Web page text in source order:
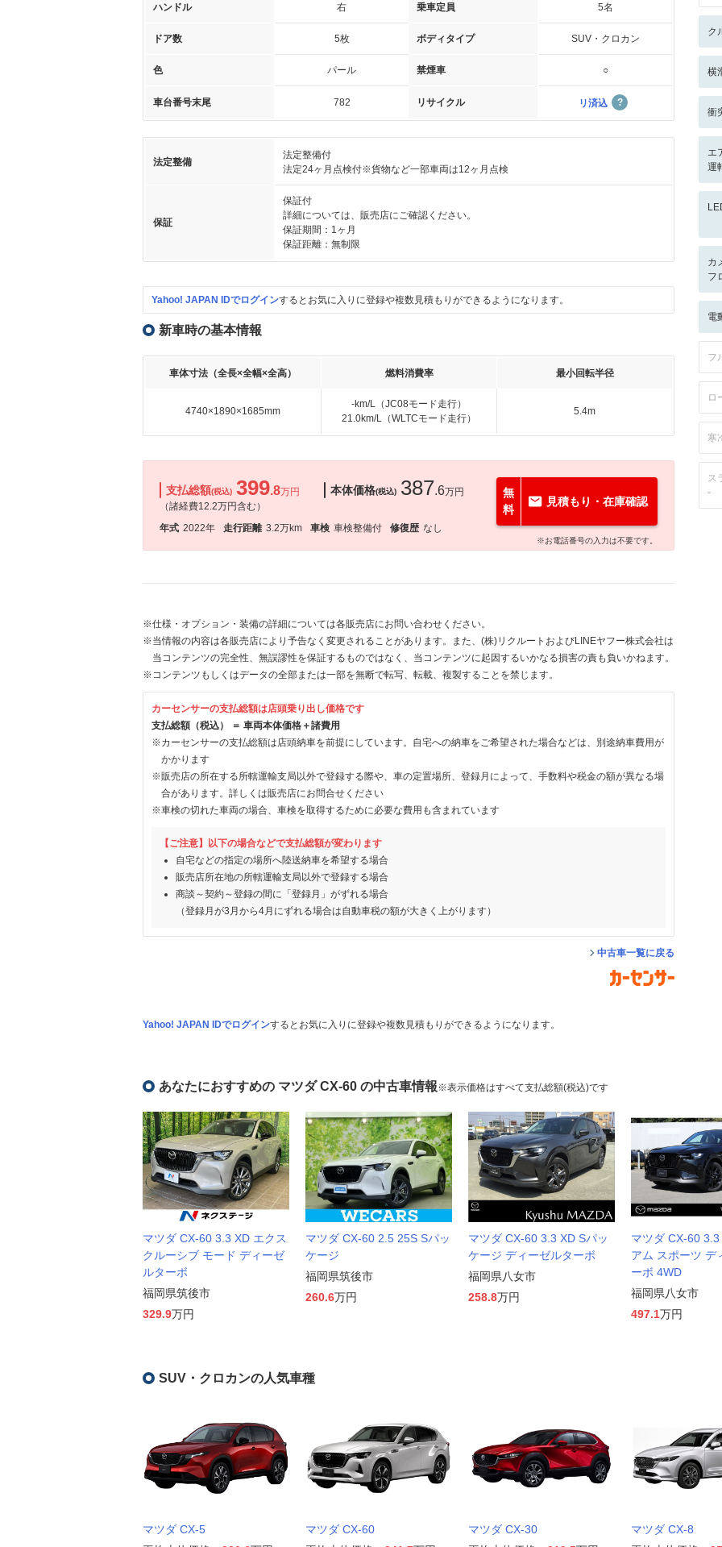
ハンドル 右 乗車定員 5名
ドア数 5枚 ボディタイプ SUV・クロカン
色 パール 禁煙車 ○
車台番号末尾 782 リサイクル リ済込
法定整備
法定整備付
法定24ヶ月点検付※貨物など一部車両は12ヶ月点検
保証
保証付
詳細については、販売店にご確認ください。
保証期間：1ヶ月
保証距離：無制限
Yahoo! JAPAN IDでログインするとお気に入りに登録や複数見積もりができるようになります。
新車時の基本情報
車体寸法（全長×全幅×全高） 燃料消費率 最小回転半径
4740×1890×1685mm
-km/L（JC08モード走行）
21.0km/L（WLTCモード走行）
5.4m
支払総額(税込) 399.8万円
（諸経費12.2万円含む）
本体価格(税込) 387.6万円
年式 2022年 走行距離 3.2万km 車検 車検整備付 修復歴 なし
無
料
見積もり・在庫確認
※お電話番号の入力は不要です。
※仕様・オプション・装備の詳細については各販売店にお問い合わせください。
※当情報の内容は各販売店により予告なく変更されることがあります。また、(株)リクルートおよびLINEヤフー株式会社は
当コンテンツの完全性、無誤謬性を保証するものではなく、当コンテンツに起因するいかなる損害の責も負いかねます。
※コンテンツもしくはデータの全部または一部を無断で転写、転載、複製することを禁じます。
カーセンサーの支払総額は店頭乗り出し価格です
支払総額（税込） ＝ 車両本体価格＋諸費用
※カーセンサーの支払総額は店頭納車を前提にしています。自宅への納車をご希望された場合などは、別途納車費用が
かかります
※販売店の所在する所轄運輸支局以外で登録する際や、車の定置場所、登録月によって、手数料や税金の額が異なる場
合があります。詳しくは販売店にお問合せください
※車検の切れた車両の場合、車検を取得するために必要な費用も含まれています
【ご注意】以下の場合などで支払総額が変わります
自宅などの指定の場所へ陸送納車を希望する場合
販売店所在地の所轄運輸支局以外で登録する場合
商談～契約～登録の間に「登録月」がずれる場合
（登録月が3月から4月にずれる場合は自動車税の額が大きく上がります）
中古車一覧に戻る
Yahoo! JAPAN IDでログインするとお気に入りに登録や複数見積もりができるようになります。
ク
横
衝
エ
運
カ
フ
電
フ
ロ
寒
ス
-
あなたにおすすめの マツダ CX-60 の中古車情報※表示価格はすべて支払総額(税込)です
マツダ CX-60 3.3 XD エクス
クルーシブ モード ディーゼ
ルターボ
福岡県筑後市
329.9万円
マツダ CX-60 2.5 25S Sパッ
ケージ
福岡県筑後市
260.6万円
マツダ CX-60 3.3 XD Sパッ
ケージ ディーゼルターボ
福岡県八女市
258.8万円
マツダ CX-60 3.3
アム スポーツ デ
ーボ 4WD
福岡県八女市
497.1万円
SUV・クロカンの人気車種
マツダ CX-5
マツダ CX-60
マツダ CX-30
マツダ CX-8